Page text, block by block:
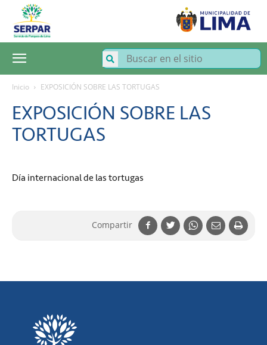
SERPAR
Servicio
de
Parques
Inicio EXPOSICIÓN SOBRE LAS TORTUGAS
EXPOSICIÓN SOBRE LAS
TORTUGAS
Día internacional de las tortugas
Compartir